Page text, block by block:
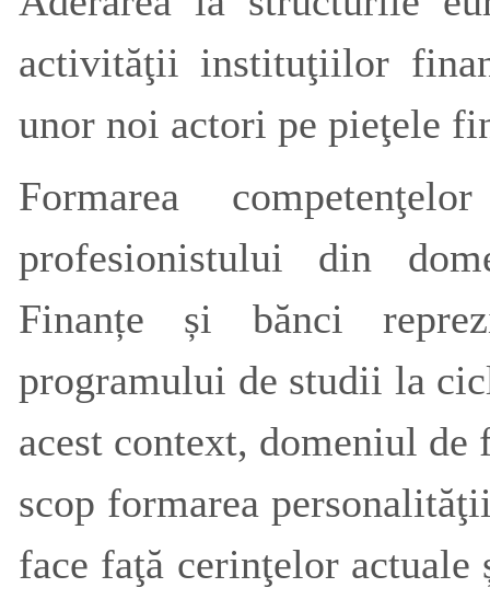
activităţii instituţiilor
unor noi actori pe pieţele
Formarea
profesionistului din
Finanțe și bănci
programului de studii la
acest context, domeniul de
scop formarea
face faţă cerinţelor